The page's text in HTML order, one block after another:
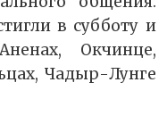
в субботу и
Окчинце,
Чадыр-Лунге